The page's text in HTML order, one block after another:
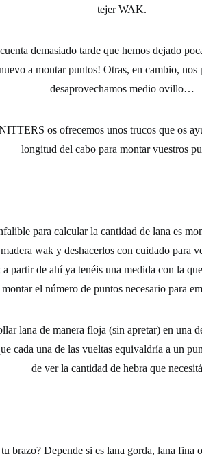
tejer WAK.
demasiado tarde que hemos dejado
a montar puntos! Otras, en cambio, nos
desaprovechamos medioovillo…
os ofrecemos unos trucos que os
longitud del cabo para montar vuestros
para calcular la cantidad de lana es
wak y deshacerlos con cuidado para
a partir de ahí ya tenéis una medida con la
montar el número de puntos necesario para
lana de manera floja (sin apretar) en una
cada una de las vueltas equivaldría a un
de ver la cantidad de hebra que
brazo? Depende si es lana gorda, lana fina